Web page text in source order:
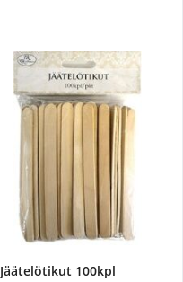
Jäätelötikut 100kpl